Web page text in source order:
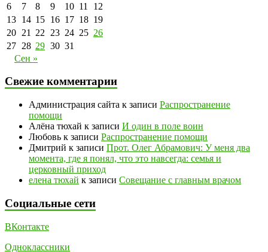
6
7 8 9 10 11
12
13 14 15 16 17 18 19
20 21 22 23 24 25 26
27 28 29 30 31
Сен »
Свежие комментарии
Администрация сайта к записи Распространение
помощи
Алёна тюхай к записи И один в поле воин
Любовь к записи Распространение помощи
Дмитрий к записи Прот. Олег Абрамович: У меня два
момента, где я понял, что это навсегда: семья и
церковный приход
елена тюхай к записи Совещание с главным врачом
Социальные сети
ВКонтакте
Одноклассники